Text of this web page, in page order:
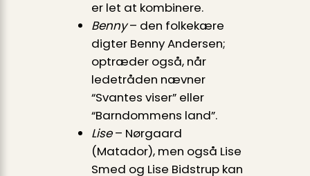
er let at kombinere.
Benny– den folkekære
digter Benny Andersen;
optræder også, når
ledetråden nævner
“Svantes viser” eller
“Barndommens land”.
Lise– Nørgaard
(Matador), men også Lise
Smed og Lise Bidstrup kan